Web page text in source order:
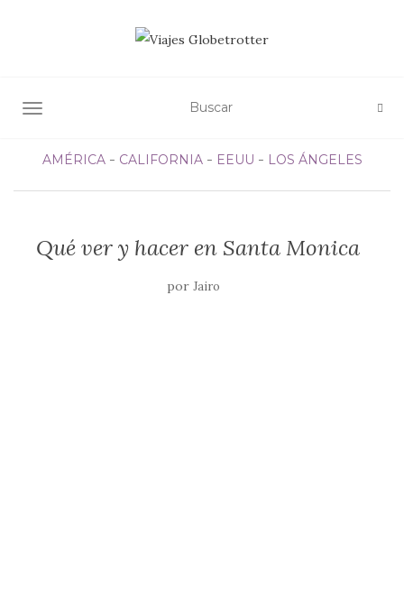
ALTERNAR NAVEGACIÓN
AMÉRICA CALIFORNIA EEUU LOS ÁNGELES
Qué ver y hacer en Santa Monica
por Jairo